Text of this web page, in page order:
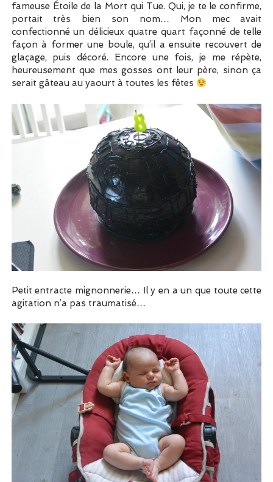
fameuse Étoile de la Mort qui Tue. Qui, je te le confirme,
portait très bien son nom… Mon mec avait
confectionné un délicieux quatre quart façonné de telle
façon à former une boule, qu’il a ensuite recouvert de
glaçage, puis décoré. Encore une fois, je me répète,
heureusement que mes gosses ont leur père, sinon ça
serait gâteau au yaourt à toutes les fêtes
Petit entracte mignonnerie… Il y en a un que toute cette
agitation n’a pas traumatisé…